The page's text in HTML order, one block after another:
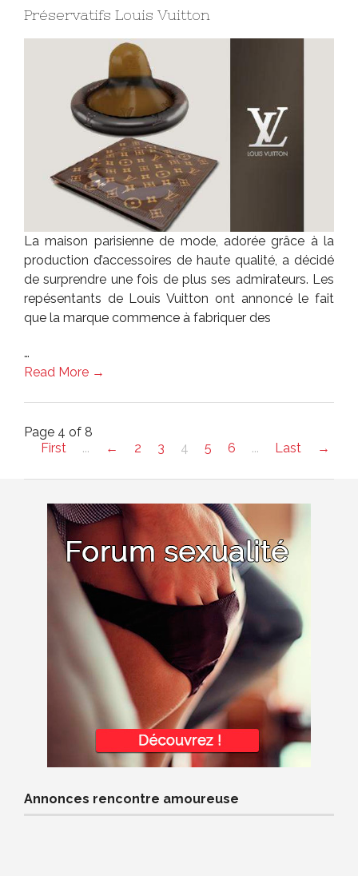
Préservatifs Louis Vuitton
La maison parisienne de mode, adorée grâce à la
production d’accessoires de haute qualité, a décidé
de surprendre une fois de plus ses admirateurs. Les
repésentants de Louis Vuitton ont annoncé le fait
que la marque commence à fabriquer des
…
Read More →
Page 4 of 8
First
... ← 2 3 4 5 6 ... Last →
Annonces rencontre amoureuse